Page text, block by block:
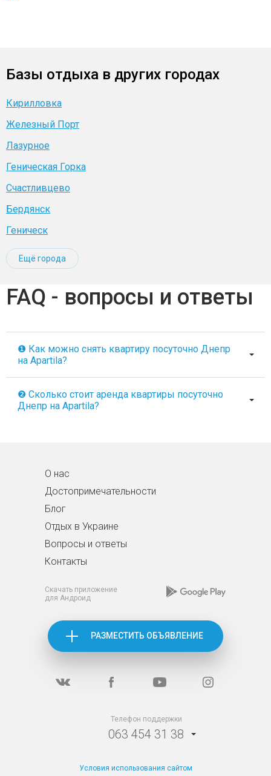
Базы отдыха в других городах
Кирилловка
Железный Порт
Лазурное
Геническая Горка
Счастливцево
Бердянск
Геническ
Ещё города
FAQ - вопросы и ответы
❶ Как можно снять квартиру посуточно Днепр
на Apartila?
❷ Сколько стоит аренда квартиры посуточно
Днепр на Apartila?
О нас
Достопримечательности
Блог
Отдых в Украине
Вопросы и ответы
Контакты
Скачать приложение
для Андроид
РАЗМЕСТИТЬ ОБЪЯВЛЕНИЕ
Телефон поддержки
063 454 31 38
Условия использования сайтом